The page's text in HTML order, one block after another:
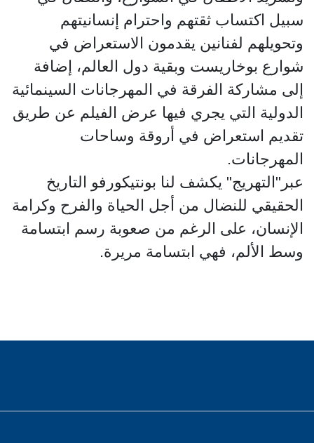
سبيل اكتساب ثقتهم واحترام إنسانيتهم
وتحويلهم لفنانين يقدمون الاستعراض في
شوارع بوخاريست وبقية دول العالم، إضافة
إلى مشاركة الفرقة في المهرجانات السينمائية
الدولية التي يجري فيها عرض الفيلم عن طريق
تقديم استعراض في أروقة وساحات
المهرجانات.
عبر"التهريج" يكشف لنا بونتيكورفو التاريخ
الحقيقي للنضال من أجل الحياة والفرح وكرامة
الإنسان، على الرغم من صعوبة رسم ابتسامة
وسط الألم، فهي ابتسامة مريرة.